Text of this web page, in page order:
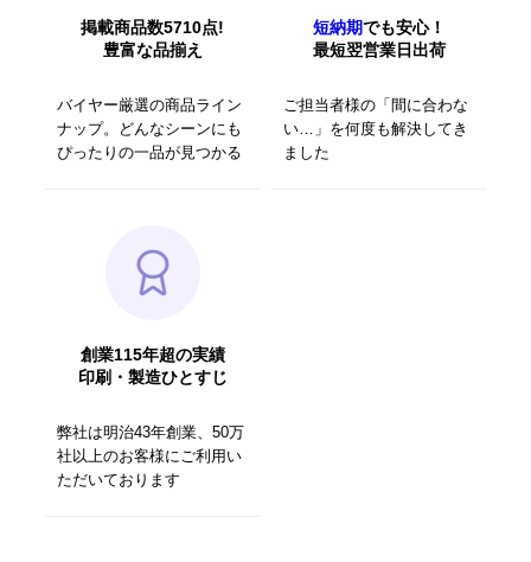
掲載商品数5710点!
豊富な品揃え
バイヤー厳選の商品ライン
ナップ。どんなシーンにも
ぴったりの一品が見つかる
短納期でも安心！
最短翌営業日出荷
ご担当者様の「間に合わな
い…」を何度も解決してき
ました
創業115年超の実績
印刷・製造ひとすじ
弊社は明治43年創業、50万
社以上のお客様にご利用い
ただいております